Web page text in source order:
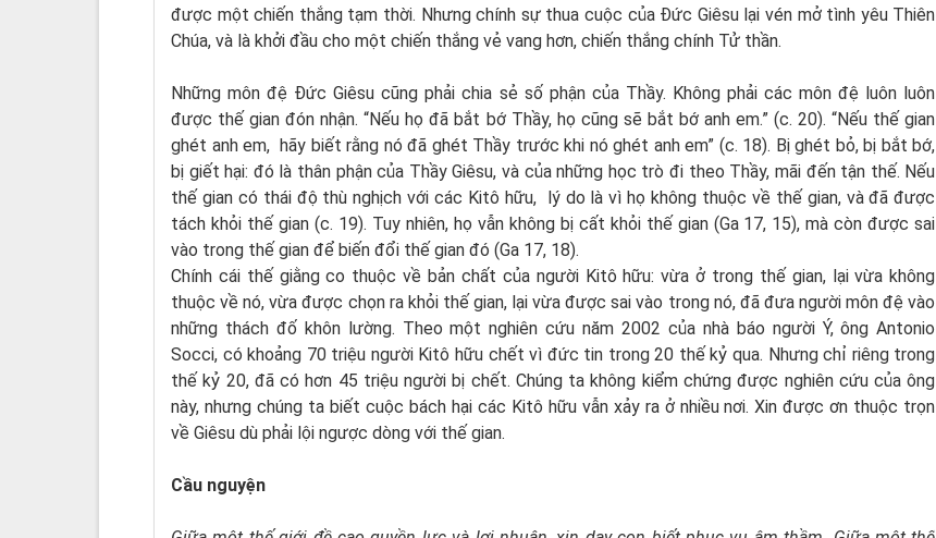
được một chiến thắng tạm thời. Nhưng chính sự thua cuộc của Đức Giêsu lại vén mở tình yêu Thiên
Chúa, và là khởi đầu cho một chiến thắng vẻ vang hơn, chiến thắng chính Tử thần.
Những môn đệ Đức Giêsu cũng phải chia sẻ số phận của Thầy. Không phải các môn đệ luôn luôn
được thế gian đón nhận. “Nếu họ đã bắt bớ Thầy, họ cũng sẽ bắt bớ anh em.” (c. 20). “Nếu thế gian
ghét anh em, hãy biết rằng nó đã ghét Thầy trước khi nó ghét anh em” (c. 18). Bị ghét bỏ, bị bắt bớ,
bị giết hại: đó là thân phận của Thầy Giêsu, và của những học trò đi theo Thầy, mãi đến tận thế. Nếu
thế gian có thái độ thù nghịch với các Kitô hữu, lý do là vì họ không thuộc về thế gian, và đã được
tách khỏi thế gian (c. 19). Tuy nhiên, họ vẫn không bị cất khỏi thế gian (Ga 17, 15), mà còn được sai
vào trong thế gian để biến đổi thế gian đó (Ga 17, 18).
Chính cái thế giằng co thuộc về bản chất của người Kitô hữu: vừa ở trong thế gian, lại vừa không
thuộc về nó, vừa được chọn ra khỏi thế gian, lại vừa được sai vào trong nó, đã đưa người môn đệ vào
những thách đố khôn lường. Theo một nghiên cứu năm 2002 của nhà báo người Ý, ông Antonio
Socci, có khoảng 70 triệu người Kitô hữu chết vì đức tin trong 20 thế kỷ qua. Nhưng chỉ riêng trong
thế kỷ 20, đã có hơn 45 triệu người bị chết. Chúng ta không kiểm chứng được nghiên cứu của ông
này, nhưng chúng ta biết cuộc bách hại các Kitô hữu vẫn xảy ra ở nhiều nơi. Xin được ơn thuộc trọn
về Giêsu dù phải lội ngược dòng với thế gian.
Cầu nguyện